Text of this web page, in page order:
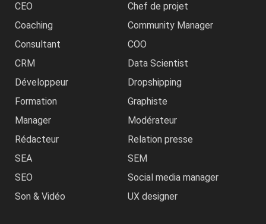
CEO
Chef de projet
Coaching
Community Manager
Consultant
COO
CRM
Data Scientist
Développeur
Dropshipping
Formation
Graphiste
Manager
Modérateur
Rédacteur
Relation presse
SEA
SEM
SEO
Social media manager
Son & Vidéo
UX designer